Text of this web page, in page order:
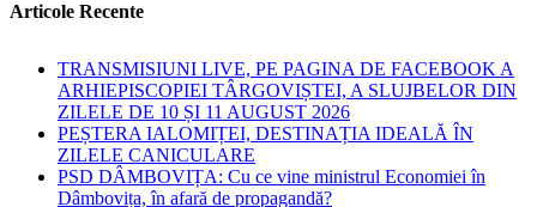
Articole Recente
TRANSMISIUNI LIVE, PE PAGINA DE FACEBOOK A
ARHIEPISCOPIEI TÂRGOVIȘTEI, A SLUJBELOR DIN
ZILELE DE 10 ȘI 11 AUGUST 2026
PEȘTERA IALOMIȚEI, DESTINAȚIA IDEALĂ ÎN
ZILELE CANICULARE
PSD DÂMBOVIȚA: Cu ce vine ministrul Economiei în
Dâmbovița, în afară de propagandă?